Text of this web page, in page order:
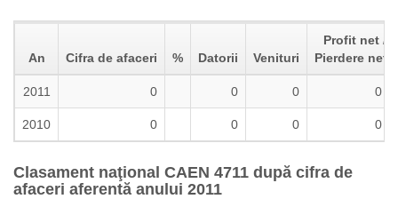
An Cifra de afaceri % Datorii Venituri
Profit net /
Pierdere neta
2011 0 0 0 0
2010 0 0 0 0
Clasament naţional CAEN 4711 după cifra de
afaceri aferentă anului 2011